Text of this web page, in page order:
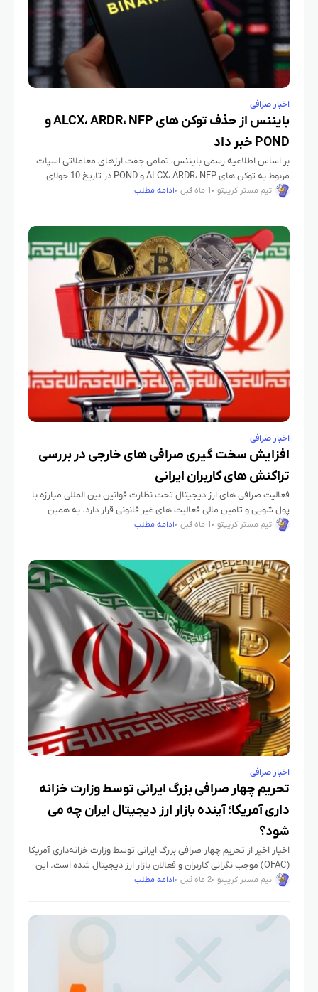
اخبار صرافی
بایننس از حذف توکن های ALCX، ARDR، NFP و
POND خبر داد
بر اساس اطلاعیه رسمی بایننس، تمامی جفت ارزهای معاملاتی اسپات
مربوط به توکن های ALCX، ARDR، NFP و POND در تاریخ 10 جولای
2026 ساعت 03:00 بامداد به وقت جهانیتیم مستر کریپتو 1 ماه قبل ادامه مطلب
اخبار صرافی
افزایش سخت گیری صرافی های خارجی در بررسی
تراکنش های کاربران ایرانی
فعالیت صرافی های ارز دیجیتال تحت نظارت قوانین بین المللی مبارزه با
پول شویی و تامین مالی فعالیت های غیر قانونی قرار دارد. به همین
دلیل، این پلتفرم ها موظف
تیم مستر کریپتو 1 ماه قبل ادامه مطلب
اخبار صرافی
تحریم چهار صرافی بزرگ ایرانی توسط وزارت خزانه‌
داری آمریکا؛ آینده بازار ارز دیجیتال ایران چه می‌
شود؟
اخبار اخیر از تحریم چهار صرافی بزرگ ایرانی توسط وزارت خزانه‌داری آمریکا
(OFAC) موجب نگرانی کاربران و فعالان بازار ارز دیجیتال شده است. این
اقدام، بازتاب گسترده‌ای در رسانه‌های داخلی
تیم مستر کریپتو 2 ماه قبل ادامه مطلب